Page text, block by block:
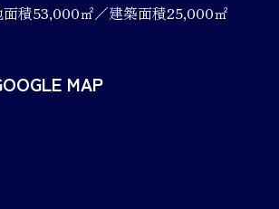
積53,000㎡／建築面積25,000㎡
MAP